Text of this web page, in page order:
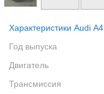
Характеристики Audi A4
Год выпуска
Двигатель
Трансмиссия